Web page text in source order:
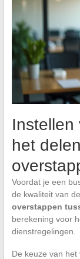
Instellen
het
Voordat je een
de kwaliteit van
overstappen
berekening voor
dienstregelingen.
De keuze van